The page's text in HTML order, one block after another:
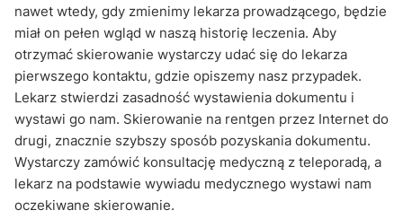
nawet wtedy, gdy zmienimy lekarza prowadzącego, będzie
miał on pełen wgląd w naszą historię leczenia. Aby
otrzymać skierowanie wystarczy udać się do lekarza
pierwszego kontaktu, gdzie opiszemy nasz przypadek.
Lekarz stwierdzi zasadność wystawienia dokumentu i
wystawi go nam. Skierowanie na rentgen przez Internet do
drugi, znacznie szybszy sposób pozyskania dokumentu.
Wystarczy zamówić konsultację medyczną z teleporadą, a
lekarz na podstawie wywiadu medycznego wystawi nam
oczekiwane skierowanie.